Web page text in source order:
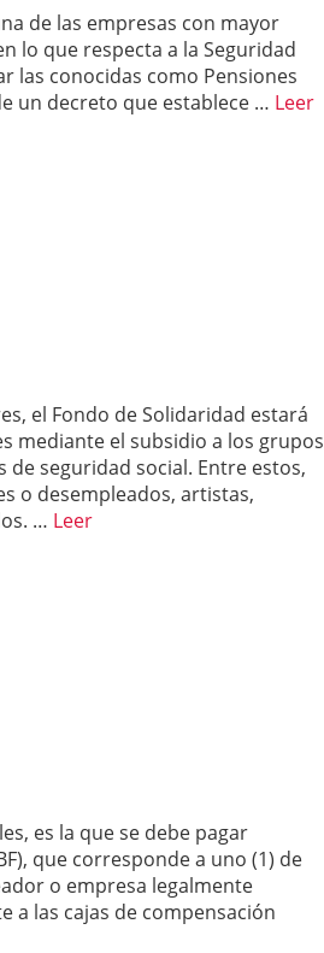
de las empresas con mayor
lo que respecta a la Seguridad
las conocidas como Pensiones
un decreto que establece … Leer
el Fondo de Solidaridad estará
mediante el subsidio a los grupos
seguridad social. Entre estos,
o desempleados, artistas,
… Leer
es la que se debe pagar
que corresponde a uno (1) de
o empresa legalmente
a las cajas de compensación